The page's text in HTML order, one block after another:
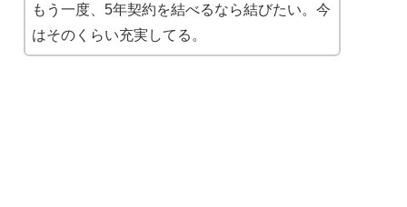
もう一度、5年契約を結べるなら結びたい。今
はそのくらい充実してる。